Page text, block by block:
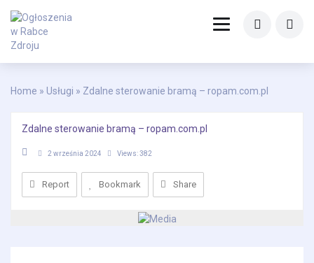
Home » Usługi » Zdalne sterowanie bramą – ropam.com.pl
Zdalne sterowanie bramą – ropam.com.pl
2 września 2024 Views: 382
Report Bookmark Share